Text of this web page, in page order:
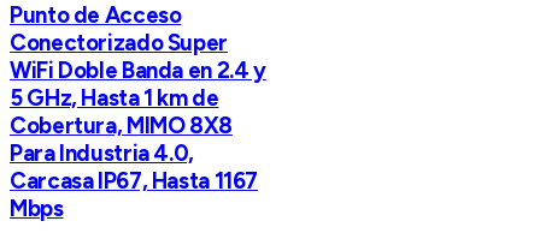
Punto de Acceso
Conectorizado Super
WiFi Doble Banda en 2.4 y
5 GHz, Hasta 1 km de
Cobertura, MIMO 8X8
Para Industria 4.0,
Carcasa IP67, Hasta 1167
Mbps